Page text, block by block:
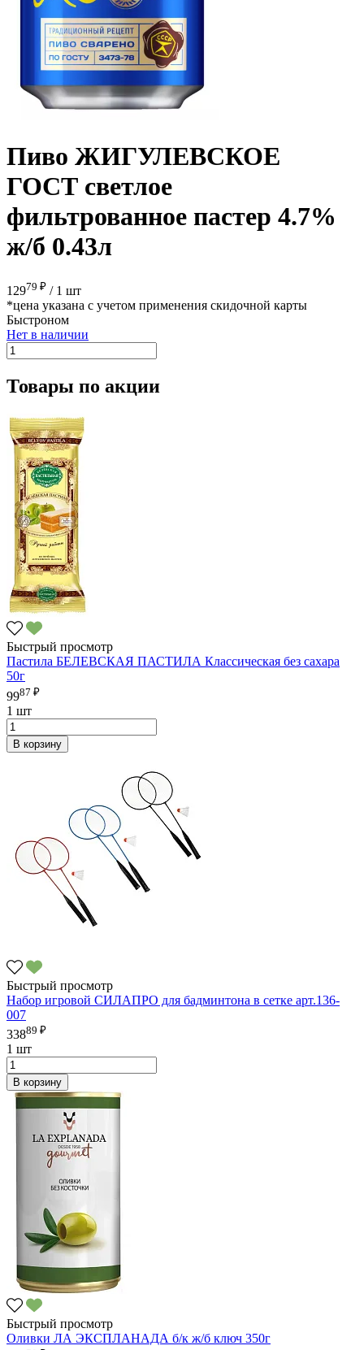
Пиво ЖИГУЛЕВСКОЕ
ГОСТ светлое
фильтрованное пастер 4.7%
ж/б 0.43л
12979 ₽ / 1 шт
*цена указана с учетом применения скидочной карты
Быстроном
Нет в наличии
Товары по акции
Быстрый просмотр
Пастила БЕЛЕВСКАЯ ПАСТИЛА Классическая без сахара
50г
9987 ₽
1 шт
В корзину
Быстрый просмотр
Набор игровой СИЛАПРО для бадминтона в сетке арт.136-
007
33889 ₽
1 шт
В корзину
Быстрый просмотр
Оливки ЛА ЭКСПЛАНАДА б/к ж/б ключ 350г